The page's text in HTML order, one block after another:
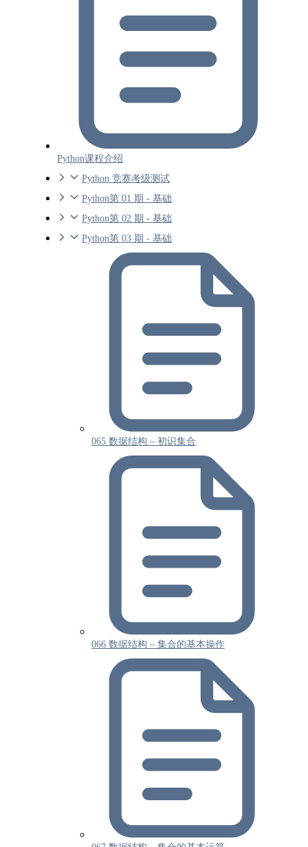
Python课程介绍
Python 竞赛考级测试
Python第 01 期 - 基础
Python第 02 期 - 基础
Python第 03 期 - 基础
065 数据结构 – 初识集合
066 数据结构 – 集合的基本操作